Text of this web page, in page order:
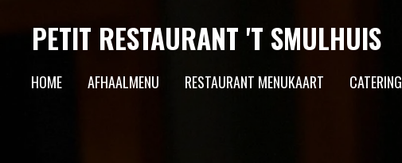
directPETIT RESTAURANT 'T SMULHUIS
HOME AFHAALMENU RESTAURANT MENUKAART CATERING